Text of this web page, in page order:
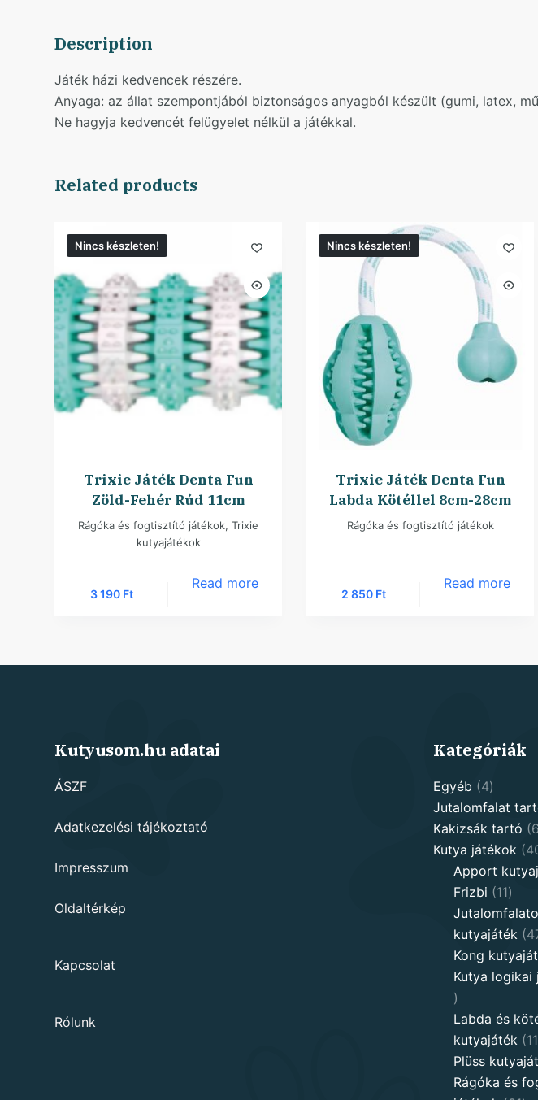
Description
Játék házi kedvencek részére.
Anyaga: az állat szempontjából biztonságos anyagból készült (gumi, latex,
Ne hagyja kedvencét felügyelet nélkül a játékkal.
Related products
Nincs készleten!
Trixie Játék Denta Fun
Zöld-Fehér Rúd 11cm
Rágóka és fogtisztító játékok,Trixie
kutyajátékok
3 190 Ft
Read more
Nincs készleten!
Trixie Játék Denta Fun
Labda Kötéllel 8cm-28cm
Rágóka és fogtisztító játékok
2 850 Ft
Read more
Kutyusom.hu adatai
ÁSZF
Adatkezelési tájékoztató
Impresszum
Oldaltérkép
Kapcsolat
Rólunk
Kategóriák
Egyéb 44
Jutalomfalat
Kakizsák tartó 6
Kutya játékok
Apport
Frizbi 1111
kutyajáték
Kong
Kutya logikai
20
products
Labda és
kutyajáték
Plüss
Rágóka és